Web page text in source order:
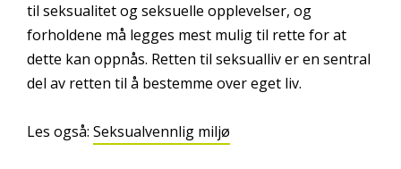
til seksualitet og seksuelle opplevelser, og
forholdene må legges mest mulig til rette for at
dette kan oppnås. Retten til seksualliv er en sentral
del av retten til å bestemme over eget liv.
Les også: Seksualvennlig miljø